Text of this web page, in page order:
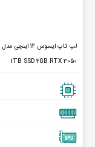
1TB SSD 4GB RTX 3050